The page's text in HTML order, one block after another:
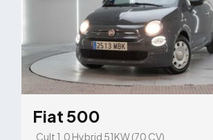
Fiat 500
Cult 1.0 Hybrid 51KW (70 CV)